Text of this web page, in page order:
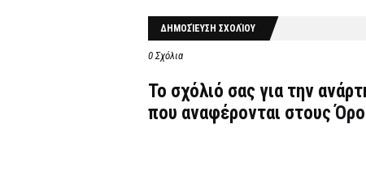
ΔΗΜΟΣΊΕΥΣΗ ΣΧΟΛΊΟΥ
0 Σχόλια
Το σχόλιό σας για την
που αναφέρονται στους